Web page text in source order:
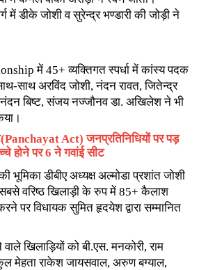
में डीके जोशी व सुरेन्द्र भण्डारी की जोड़ी ने
में 45+ व्यक्तिगत स्पर्धा में कांस्य पदक
साथ अरविंद जोशी, नंदन रावत, जितेन्द्र
नंदन बिष्ट, संजय नज्जौनव डा. अखिलेश ने भी
Act) जनप्रतिनिधियों पर पड़
होने पर 6 ने गवांई सीट
भूमिका डीबीए अध्यक्ष अल्मोडा प्रशांत जोशी
सबसे वरिष्ठ खिलाड़ी के रुप में 85+ कैलाश
पर विधायक सुमित हृदयेश द्वारा सम्मानित
खिलाड़ियों को बी.एस. मनकोरी, राम
मेहता राकेश जायसवाल, अरुण बग्याल,